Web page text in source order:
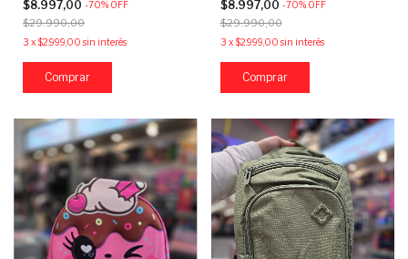
$8.997,00 -70% OFF
$29.990,00
3 x$2.999,00 sin interés
$8.997,00 -70% OFF
$29.990,00
3 x$2.999,00 sin interés